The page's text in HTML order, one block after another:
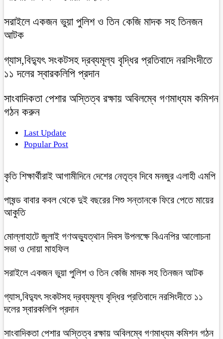
সরাইলে একজন ভুয়া পুলিশ ও তিন কেজি মাদক সহ তিনজন
আটক
গ্যাস,বিদ্যুৎ সংকটসহ দ্রব্যমূল্য বৃদ্ধির প্রতিবাদে নরসিংদীতে
১১ দলের স্বারকলিপি প্রদান
সাংবাদিকতা পেশার অস্তিত্ব রক্ষায় অবিলম্বে গণমাধ্যম কমিশন
গঠন করুন
Last Update
Popular Post
কৃতি শিক্ষার্থীরাই আগামীদিনে দেশের নেতৃত্ব দিবে মনজুর এলাহী এমপি
পাষন্ড বাবার কবল থেকে দুই বছরের শিশু সন্তানকে ফিরে পেতে মায়ের
আকুতি
মোল্লাহাটে জুলাই গণঅভ্যুত্থান দিবস উপলক্ষে বিএনপির আলোচনা
সভা ও দোয়া মাহফিল
সরাইলে একজন ভুয়া পুলিশ ও তিন কেজি মাদক সহ তিনজন আটক
গ্যাস,বিদ্যুৎ সংকটসহ দ্রব্যমূল্য বৃদ্ধির প্রতিবাদে নরসিংদীতে ১১
দলের স্বারকলিপি প্রদান
সাংবাদিকতা পেশার অস্তিত্ব রক্ষায় অবিলম্বে গণমাধ্যম কমিশন গঠন